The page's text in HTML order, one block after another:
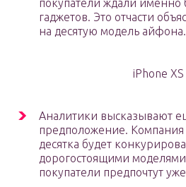
покупатели ждали
гаджетов. Это отчасти
на десятую модель айфона.
iPhone XS
Аналитики высказывают
предположение. Компания
десятка будет
дорогостоящими моделями
покупатели предпочтут